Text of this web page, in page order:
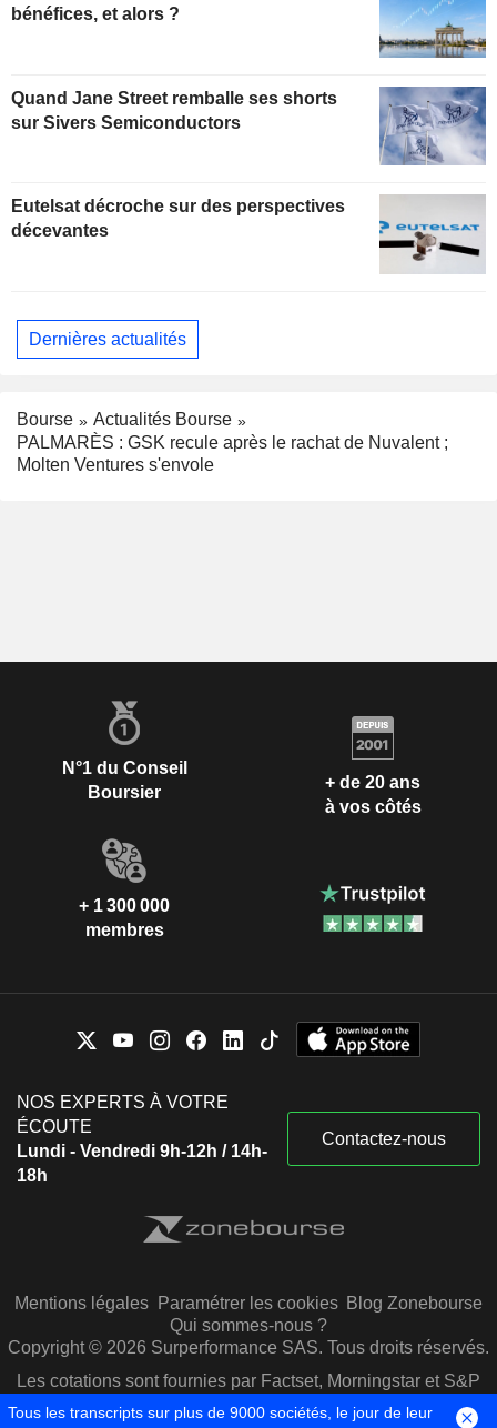
bénéfices, et alors ?
Quand Jane Street remballe ses shorts
sur Sivers Semiconductors
Eutelsat décroche sur des perspectives
décevantes
Dernières actualités
Bourse
Actualités Bourse
PALMARÈS : GSK recule après le rachat de Nuvalent ;
Molten Ventures s'envole
N°1 du Conseil
Boursier
+ de 20 ans
à vos côtés
+ 1 300 000
membres
NOS EXPERTS À VOTRE
ÉCOUTE
Lundi - Vendredi 9h-12h / 14h-
18h
Contactez-nous
Mentions légales Paramétrer les cookies Blog Zonebourse
Qui sommes-nous ?
Copyright © 2026 Surperformance SAS. Tous droits réservés.
Les cotations sont fournies par Factset, Morningstar et S&P
Capital IQ
Tous les transcripts sur plus de 9000 sociétés, le jour de leur